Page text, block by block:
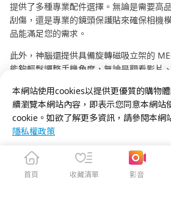
提供了多種專業配件選擇。無論是需要高
刮傷，還是專業的鏡頭保護貼來確保相機
品能滿足您的需求。
此外，神腦還提供具備旋轉磁吸立架的
能夠輕鬆調整手機角度，無論是觀看影片
本網站使用cookies以提供更優質的購物
續瀏覽本網站內容，即表示您同意本網站
cookie。如欲了解更多資訊，請參閱本網
隱私權政策
首頁 收藏清單 影音